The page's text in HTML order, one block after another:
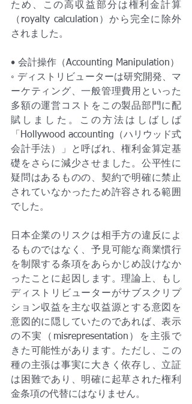
ため、この高収益部分は権利金計算
（royalty calculation）から完全に除外
されました。
• 会計操作（Accounting Manipulation）
◦ ディストリビューターは研究開発、マ
ーケティング、一般管理費用といった
多額の運営コストをこの製品部門に配
賦しました。この方法はしばしば
「Hollywood accounting（ハリウッド式
会計手法）」と呼ばれ、権利金算定基
礎をさらに減少させました。公平性に
疑問はあるものの、契約で明確に禁止
されていなかったため許容される範囲
でした。
日本企業のリスクは相手方の違反によ
るものではなく、予見可能な商業慣行
を制限する条項をあらかじめ設けなか
ったことに起因します。理論上、もし
ディストリビューターがサブスクリプ
ション収益を主な収益源とする意図を
意図的に隠していたのであれば、表示
の不実（misrepresentation）を主張で
きた可能性があります。ただし、この
種の主張は事実に大きく依存し、立証
は困難であり、明確に起草された権利
金条項の代替にはなりません。